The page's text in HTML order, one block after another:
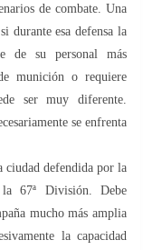
de combate. Una
durante esa defensa la
de su personal más
munición o requiere
ser muy diferente.
se enfrenta
ciudad defendida por la
67ª División. Debe
mucho más amplia
la capacidad